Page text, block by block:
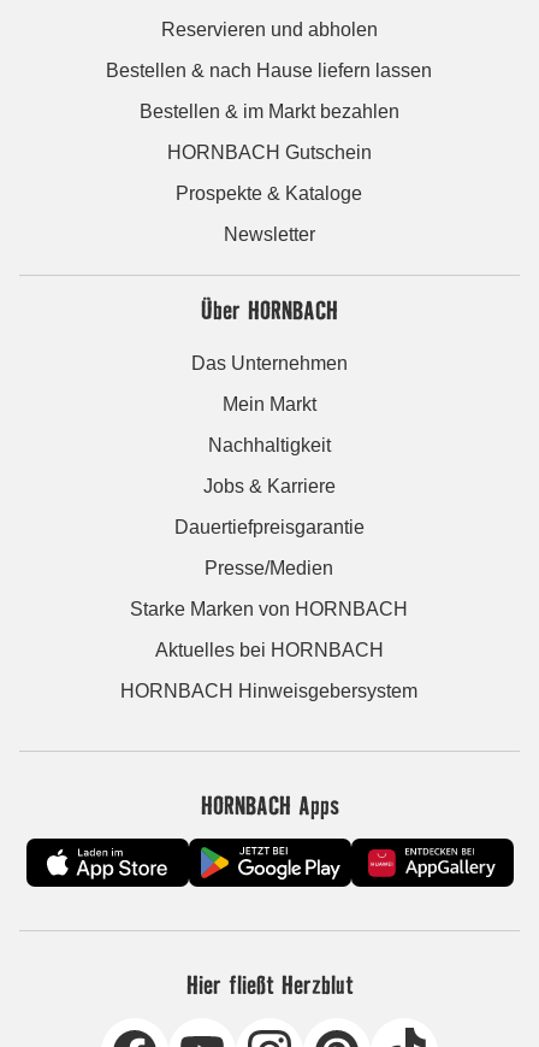
Reservieren und abholen
Bestellen & nach Hause liefern lassen
Bestellen & im Markt bezahlen
HORNBACH Gutschein
Prospekte & Kataloge
Newsletter
Über HORNBACH
Das Unternehmen
Mein Markt
Nachhaltigkeit
Jobs & Karriere
Dauertiefpreisgarantie
Presse/Medien
Starke Marken von HORNBACH
Aktuelles bei HORNBACH
HORNBACH Hinweisgebersystem
HORNBACH Apps
Hier fließt Herzblut